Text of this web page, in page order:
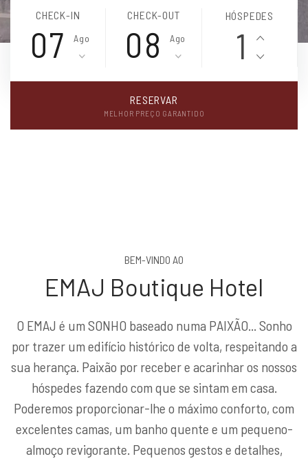
CHECK-IN CHECK-OUT HÓSPEDES
1
RESERVAR
MELHOR PREÇO GARANTIDO
BEM-VINDO AO
EMAJ Boutique Hotel
O EMAJ é um SONHO baseado numa PAIXÃO... Sonho
por trazer um edifício histórico de volta, respeitando a
sua herança. Paixão por receber e acarinhar os nossos
hóspedes fazendo com que se sintam em casa.
Poderemos proporcionar-lhe o máximo conforto, com
excelentes camas, um banho quente e um pequeno-
almoço revigorante. Pequenos gestos e detalhes,